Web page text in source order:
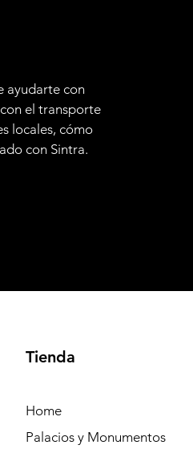
ayudarte con
el transporte
locales, cómo
con Sintra.
Tienda
Home
Palacios y Monumentos